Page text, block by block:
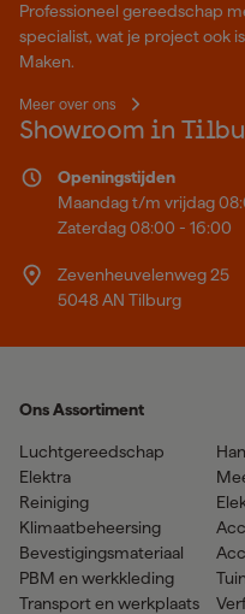
Professioneel gereedschap
specialist, wat je project ook
Maken.
Meer over ons
Showroom in
Openingstijden
Maandag t/m vrijdag
Zaterdag 08:00 - 16:00
Zevenheuvelenweg 25
5048 AN Tilburg
Ons Assortiment
Luchtgereedschap
Elektra
Reiniging
Klimaatbeheersing
Bevestigingsmateriaal
PBM en werkkleding
Transport en werkplaats